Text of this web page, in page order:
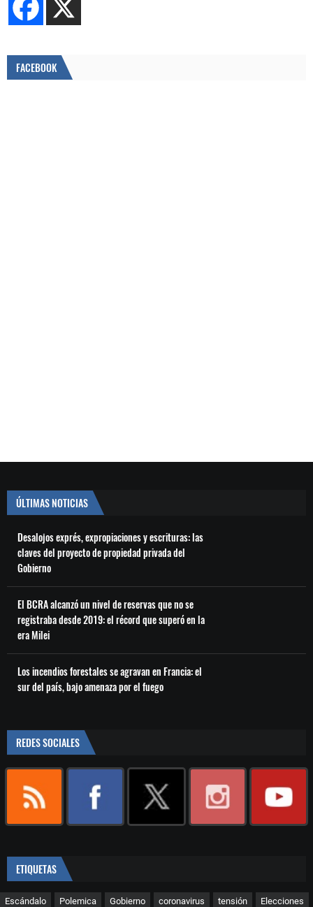
FACEBOOK
ÚLTIMAS NOTICIAS
Desalojos exprés, expropiaciones y escrituras: las
claves del proyecto de propiedad privada del
Gobierno
El BCRA alcanzó un nivel de reservas que no se
registraba desde 2019: el récord que superó en la
era Milei
Los incendios forestales se agravan en Francia: el
sur del país, bajo amenaza por el fuego
REDES SOCIALES
ETIQUETAS
Escándalo Polemica Gobierno coronavirus tensión Elecciones